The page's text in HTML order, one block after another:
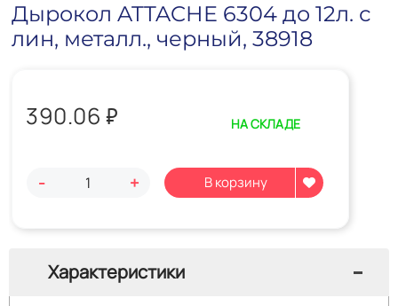
Дырокол ATTACHE 6304 до 12л. с
лин, металл., черный, 38918
390.06 ₽ НА СКЛАДЕ
- +
Характеристики